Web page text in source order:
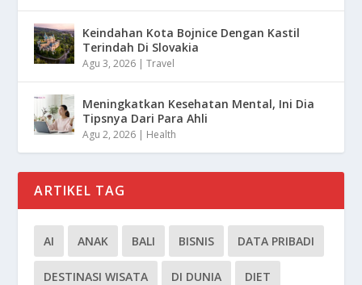
Keindahan Kota Bojnice Dengan Kastil
Terindah Di Slovakia
Agu 3, 2026 |Travel
Meningkatkan Kesehatan Mental, Ini Dia
Tipsnya Dari Para Ahli
Agu 2, 2026 | Health
ARTIKEL TAG
AI ANAK BALI BISNIS DATA PRIBADI
DESTINASI WISATA DI DUNIA DIET